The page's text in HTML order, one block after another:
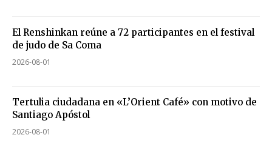
El Renshinkan reúne a 72 participantes en el festival
de judo de Sa Coma
2026-08-01
Tertulia ciudadana en «L’Orient Café» con motivo de
Santiago Apóstol
2026-08-01